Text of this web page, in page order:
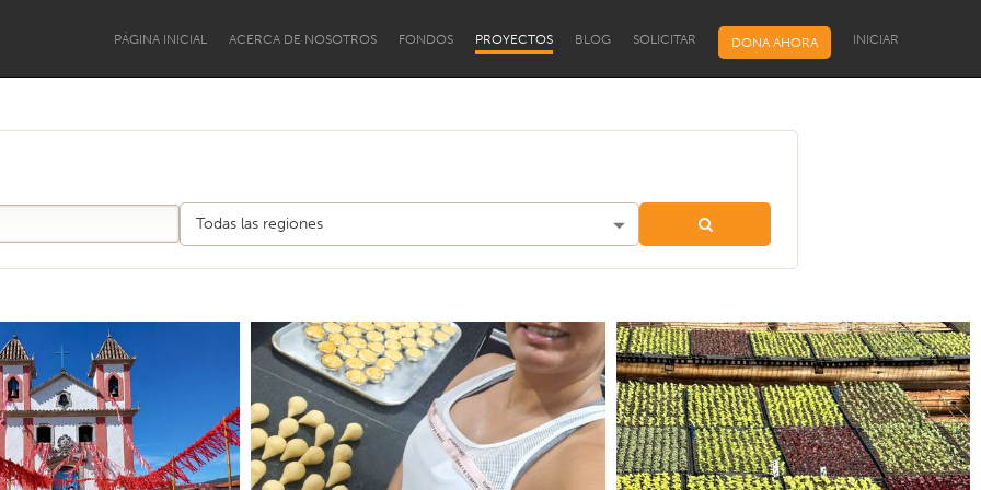
PÁGINA INICIAL ACERCA DE NOSOTROS FONDOS PROYECTOS BLOG SOLICITAR DONA AHORA INICIAR
Institucional PCD e Terceira Idade Pessoas Migrantes
Programa de Bolsas para
Líderes Comunitários